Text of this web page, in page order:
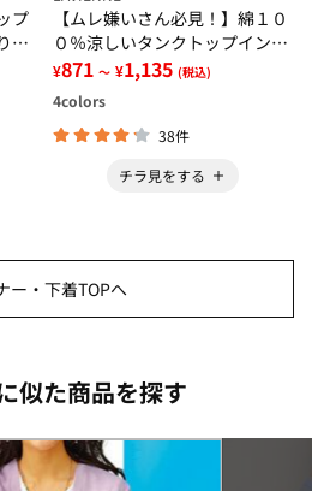
プ
タ
【ムレ嫌いさん必見！】綿１０
０％涼しいタンクトップインナ
ー＜さらりラボ＞
¥871 ～ ¥1,135 (税込)
4colors
38件
チラ見をする
ー・下着TOPへ
似た商品を探す